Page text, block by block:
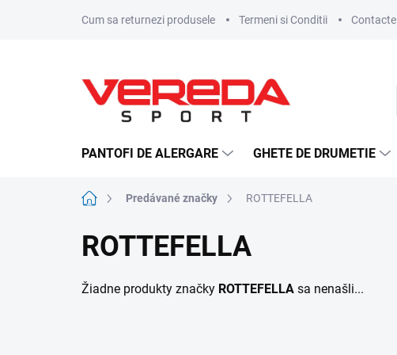
Cum sa returnezi produsele Termeni si Conditii Contacte
PANTOFI DE ALERGARE GHETE DE DRUMETIE
DomovPredávané značky ROTTEFELLA
ROTTEFELLA
Žiadne produkty značky ROTTEFELLA sa nenašli...